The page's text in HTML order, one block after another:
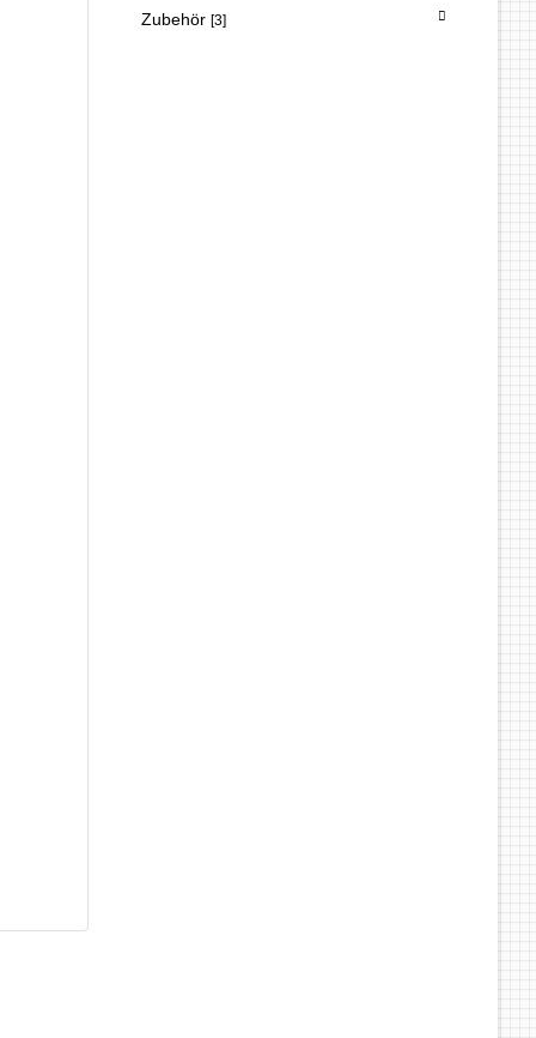
Zubehör [3]